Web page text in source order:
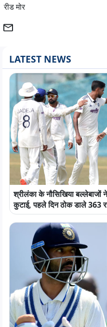
रीड मोर
LATEST NEWS
श्रीलंका के नौसिखिया बल्लेबाजों
कुटाई, पहले दिन ठोक डाले 363